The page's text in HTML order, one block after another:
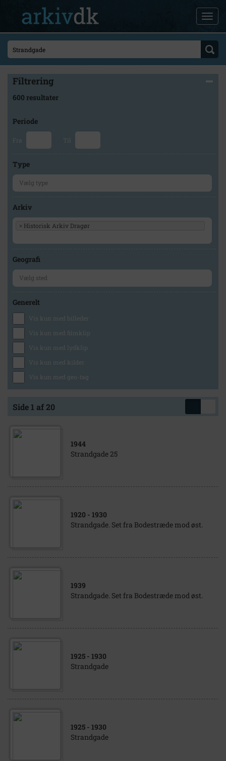
Filtrering
600 resultater
Periode
Fra Til
Type
Arkiv
× Historisk Arkiv Dragør
Geografi
Generelt
Vis kun med billeder
Vis kun med filmklip
Vis kun med lydklip
Vis kun med kilder
Vis kun med geo-tag
Side 1 af 20
1944
Strandgade 25
1920 - 1930
Strandgade. Set fra Bodestræde mod øst.
1939
Strandgade. Set fra Bodestræde mod øst.
1925 - 1930
Strandgade
1925 - 1930
Strandgade